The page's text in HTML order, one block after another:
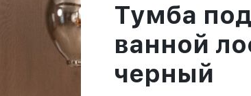
Тумба
ванной
черный